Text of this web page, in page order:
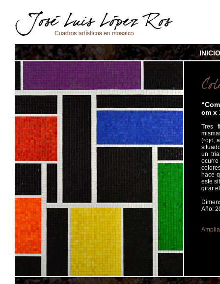
INICIO
cm x
Tres
(rojo,
un
hace
este
girar
Año: